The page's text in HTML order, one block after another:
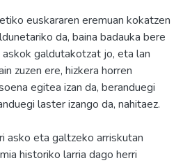
euskararen eremuan kokatzen
da, baina badauka bere
askok galdutakotzat jo, eta lan
zuzen ere, hizkera horren
egitea izan da, beranduegi
laster izango da, nahitaez.
asko eta galtzeko arriskutan
historiko larria dago herri